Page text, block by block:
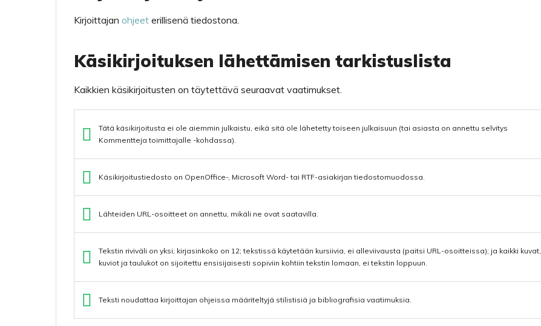
Kirjoittajan ohjeet erillisenä tiedostona.
Käsikirjoituksen lähettämisen tarkistuslista
Kaikkien käsikirjoitusten on täytettävä seuraavat vaatimukset.
Tätä käsikirjoitusta ei ole aiemmin julkaistu, eikä sitä ole lähetetty toiseen julkaisuun (tai asiasta on annettu selvitys
Kommentteja toimittajalle -kohdassa).
Käsikirjoitustiedosto on OpenOffice-, Microsoft Word- tai RTF-asiakirjan tiedostomuodossa.
Lähteiden URL-osoitteet on annettu, mikäli ne ovat saatavilla.
Tekstin riviväli on yksi; kirjasinkoko on 12; tekstissä käytetään kursiivia, ei alleviivausta (paitsi URL-osoitteissa); ja kaikki kuvat,
kuviot ja taulukot on sijoitettu ensisijaisesti sopiviin kohtiin tekstin lomaan, ei tekstin loppuun.
Teksti noudattaa kirjoittajan ohjeissa määriteltyjä stilistisiä ja bibliografisia vaatimuksia.